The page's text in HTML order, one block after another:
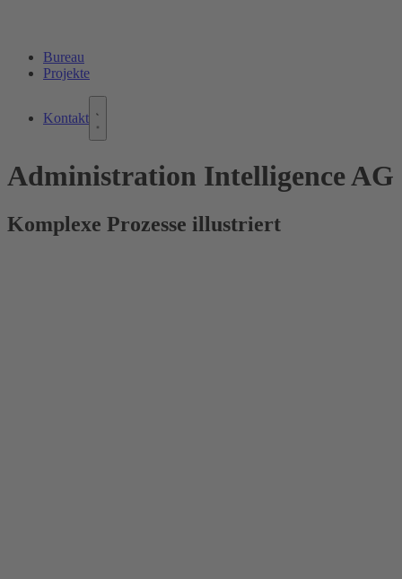
Bureau
Projekte
Kontakt
Administration Intelligence AG
Komplexe Prozesse illustriert